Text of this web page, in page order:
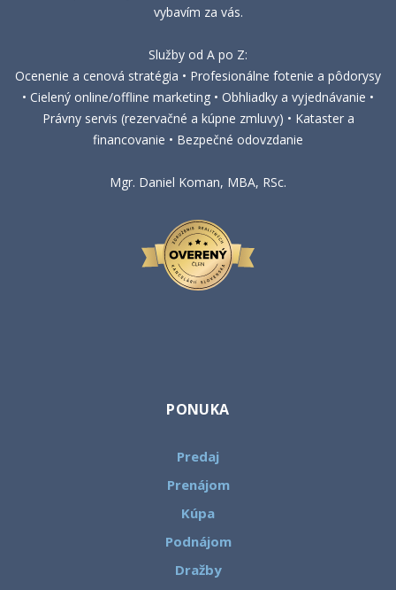
vybavím za vás.
Služby od A po Z:
Ocenenie a cenová stratégia • Profesionálne fotenie a pôdorysy
• Cielený online/offline marketing • Obhliadky a vyjednávanie •
Právny servis (rezervačné a kúpne zmluvy) • Kataster a
financovanie • Bezpečné odovzdanie
Mgr. Daniel Koman, MBA, RSc.
PONUKA
Predaj
Prenájom
Kúpa
Podnájom
Dražby